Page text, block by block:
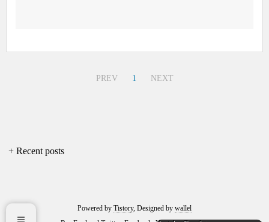
PREV 1 NEXT
+ Recent posts
Powered by Tistory, Designed by wallel